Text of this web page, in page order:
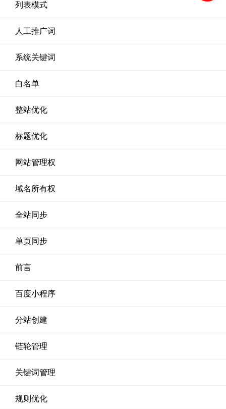
列表模式
人工推广词
系统关键词
白名单
整站优化
标题优化
网站管理权
域名所有权
全站同步
单页同步
前言
百度小程序
分站创建
链轮管理
关键词管理
规则优化